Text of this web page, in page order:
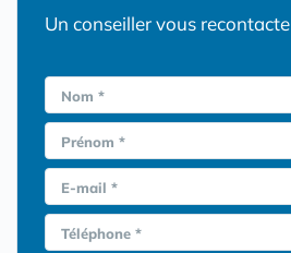
Un conseiller vous recontacte
Nom *
Prénom *
E-mail *
Téléphone *